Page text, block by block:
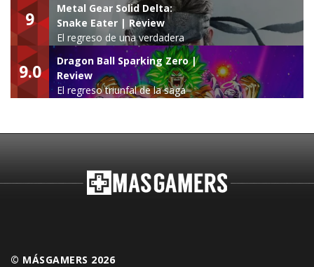
9
Metal Gear Solid Delta:
Snake Eater | Review
El regreso de una verdadera
leyenda
9.0
Dragon Ball Sparking Zero |
Review
El regreso triunfal de la saga
© MÁSGAMERS 2026